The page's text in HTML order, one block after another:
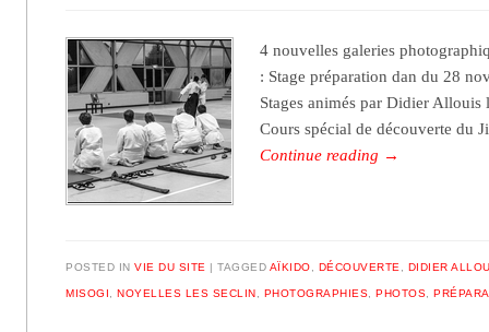
4 nouvelles galeries
: Stage préparation dan du 28
Stages animés par Didier
Cours spécial de découverte du
Continue reading →
POSTED INVIE DU SITE TAGGED AÏKIDO DÉCOUVERTE DIDIER
MISOGI ,NOYELLES LES SECLIN PHOTOGRAPHIES ,PHOTOS ,